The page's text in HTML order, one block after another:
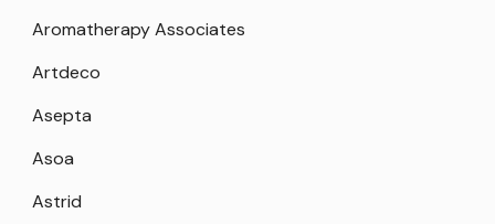
Aromatherapy Associates
Artdeco
Asepta
Asoa
Astrid